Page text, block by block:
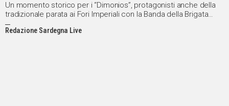
Un momento storico per i “Dimonios”, protagonisti anche della
tradizionale parata ai Fori Imperiali con la Banda della Brigata
Sassari
Redazione Sardegna Live